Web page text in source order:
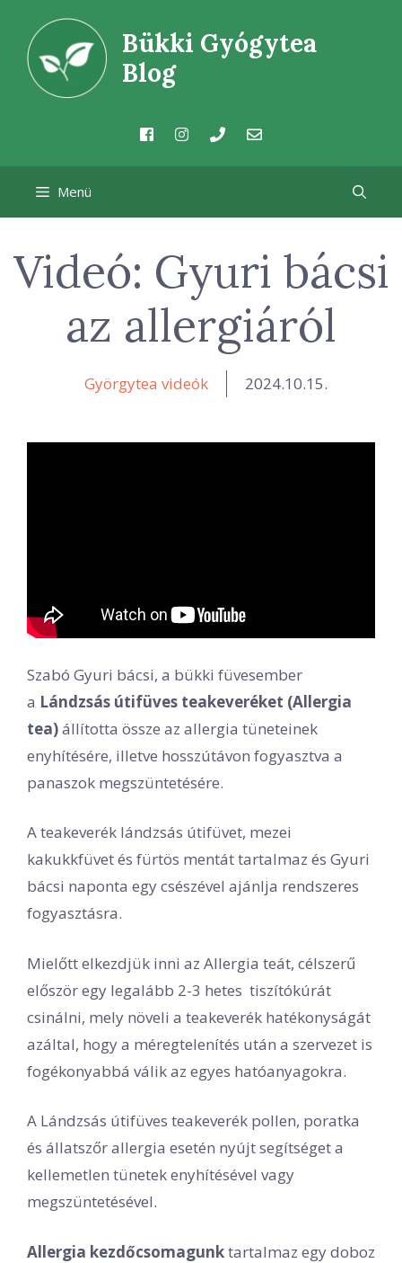
tartalomba
Bükki Gyógytea
Blog
Menü
Videó: Gyuri bácsi
az allergiáról
Györgytea videók 2024.10.15.
Szabó Gyuri bácsi, a bükki füvesember
a Lándzsás útifüves teakeveréket (Allergia
tea)állította össze az allergia tüneteinek
enyhítésére, illetve hosszútávon fogyasztva a
panaszok megszüntetésére.
A teakeverék lándzsás útifüvet, mezei
kakukkfüvet és fürtös mentát tartalmaz és Gyuri
bácsi naponta egy csészével ajánlja rendszeres
fogyasztásra.
Mielőtt elkezdjük inni az Allergia teát, célszerű
először egy legalább 2-3 hetes tiszítókúrát
csinálni, mely növeli a teakeverék hatékonyságát
azáltal, hogy a méregtelenítés után a szervezet is
fogékonyabbá válik az egyes hatóanyagokra.
A Lándzsás útifüves teakeverék pollen, poratka
és állatszőr allergia esetén nyújt segítséget a
kellemetlen tünetek enyhítésével vagy
megszüntetésével.
Allergia kezdőcsomagunktartalmaz egy doboz